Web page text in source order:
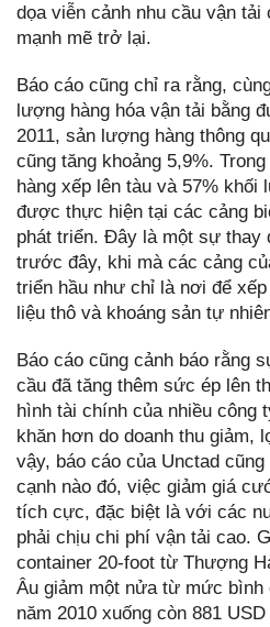
dọa viễn cảnh nhu cầu vận
mạnh mẽ trở lại.
Báo cáo cũng chỉ ra rằng,
lượng hàng hóa vận tải bằng
2011, sản lượng hàng thông
cũng tăng khoảng 5,9%.
hàng xếp lên tàu và 57% khối
được thực hiện tại các cảng
phát triển. Đây là một sự thay
trước đây, khi mà các cảng
triển hầu như chỉ là nơi để
liệu thô và khoáng sản tự
Báo cáo cũng cảnh báo rằng
cầu đã tăng thêm sức ép lên
hình tài chính của nhiều công
khăn hơn do doanh thu giảm,
vậy, báo cáo của Unctad
cạnh nào đó, việc giảm giá
tích cực, đặc biệt là với các
phải chịu chi phí vận tải cao.
container 20-foot từ Thượng
Âu giảm một nửa từ mức bình
năm 2010 xuống còn 881